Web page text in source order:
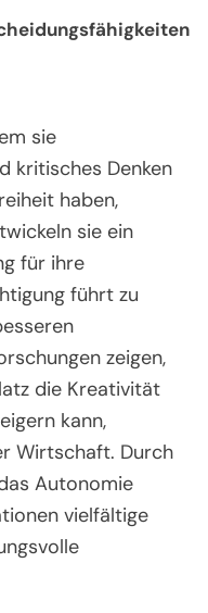
sie
kritisches Denken
haben,
sie ein
für ihre
führt zu
zeigen,
die Kreativität
kann,
Wirtschaft. Durch
Autonomie
vielfältige